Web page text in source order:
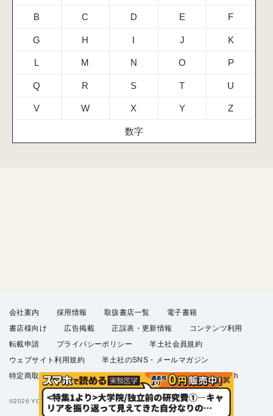
B C D E F
G H I J K
L M N O P
Q R S T U
V W X Y Z
数字
会社案内 採用情報 取扱書店一覧
電子書籍
書店様向け
広告掲載 正誤表・更新情報
コンテンツ利用
転載申請
プライバシーポリシー
羊土社会員規約
ウェブサイト利用規約
羊土社のSNS・メールマガジン
特定商取引法に基づく表示
FAQ お問い合わせ English
©2026 YODOSHA CO., LTD. All Rights Reserved